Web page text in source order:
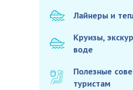
Лайнеры и
Круизы,
воде
Полезные
туристам